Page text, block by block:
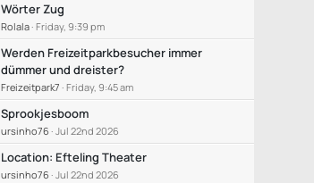
Wörter Zug
Rolala Friday, 9:39 pm
Werden Freizeitparkbesucher immer
dümmer und dreister?
Freizeitpark7 Friday, 9:45 am
Sprookjesboom
ursinho76 Jul 22nd 2026
Location: Efteling Theater
ursinho76 Jul 22nd 2026